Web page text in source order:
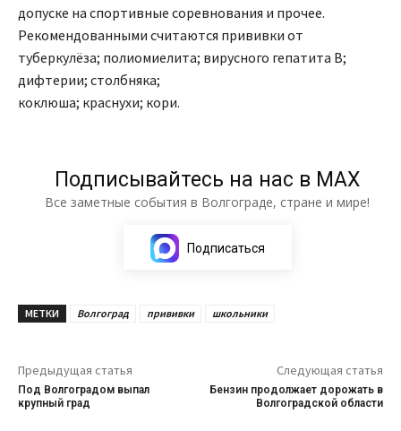
допуске на спортивные соревнования и прочее.
Рекомендованными считаются прививки от
туберкулёза; полиомиелита; вирусного гепатита В;
дифтерии; столбняка;
коклюша; краснухи; кори.
Подписывайтесь на нас в МАХ
Все заметные события в Волгограде, стране и мире!
Подписаться
МЕТКИ Волгоград прививки школьники
Предыдущая статья
Под Волгоградом выпал
крупный град
Следующая статья
Бензин продолжает дорожать в
Волгоградской области